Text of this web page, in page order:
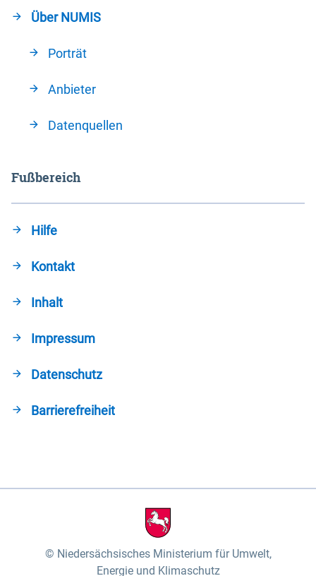
Über NUMIS
Porträt
Anbieter
Datenquellen
Fußbereich
Hilfe
Kontakt
Inhalt
Impressum
Datenschutz
Barrierefreiheit
Niedersächsisches Ministerium für Umwelt,
Energie und Klimaschutz